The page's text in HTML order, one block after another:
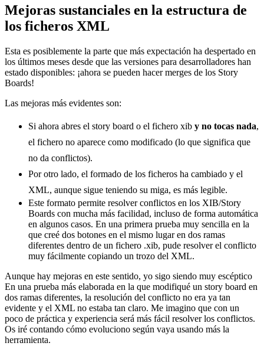
Mejoras sustanciales en la estructura de
los ficheros XML
Esta es posiblemente la parte que más expectación ha despertado en
los últimos meses desde que las versiones para desarrolladores han
estado disponibles: ¡ahora se pueden hacer merges de los Story
Boards!
Las mejoras más evidentes son:
Si ahora abres el story board o el fichero xib y no tocas nada,
el fichero no aparece como modificado (lo que significa que
no da conflictos).
Por otro lado, el formado de los ficheros ha cambiado y el
XML, aunque sigue teniendo su miga, es más legible.
Este formato permite resolver conflictos en los XIB/Story
Boards con mucha más facilidad, incluso de forma automática
en algunos casos. En una primera prueba muy sencilla en la
que creé dos botones en el mismo lugar en dos ramas
diferentes dentro de un fichero .xib, pude resolver el conflicto
muy fácilmente copiando un trozo del XML.
Aunque hay mejoras en este sentido, yo sigo siendo muy escéptico
En una prueba más elaborada en la que modifiqué un story board en
dos ramas diferentes, la resolución del conflicto no era ya tan
evidente y el XML no estaba tan claro. Me imagino que con un
poco de práctica y experiencia será más fácil resolver los conflictos.
Os iré contando cómo evoluciono según vaya usando más la
herramienta.